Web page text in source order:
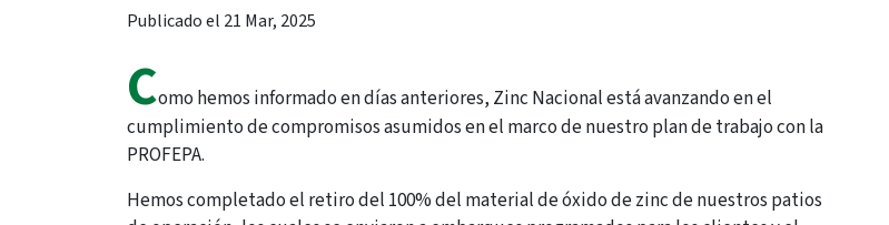
Publicado el 21 Mar, 2025
Como hemos informado en días anteriores, Zinc Nacional está avanzando en el
cumplimiento de compromisos asumidos en el marco de nuestro plan de trabajo con la
PROFEPA.
Hemos completado el retiro del 100% del material de óxido de zinc de nuestros patios